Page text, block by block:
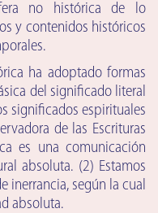
no histórica de lo
y contenidos históricos
ha adoptado formas
del significado literal
significados espirituales
de las Escrituras
es una comunicación
absoluta. (2) Estamos
inerrancia, según la cual
absoluta.